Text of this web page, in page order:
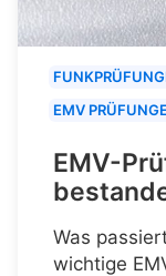
EMV
EMV-
Was
wichtige